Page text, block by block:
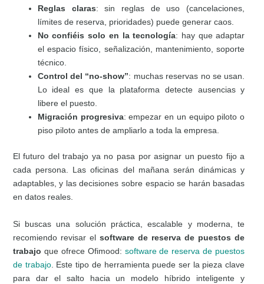
Reglas claras: sin reglas de uso (cancelaciones,
límites de reserva, prioridades) puede generar caos.
No confiéis solo en la tecnología: hay que adaptar
el espacio físico, señalización, mantenimiento, soporte
técnico.
Control del “no-show”: muchas reservas no se usan.
Lo ideal es que la plataforma detecte ausencias y
libere el puesto.
Migración progresiva: empezar en un equipo piloto o
piso piloto antes de ampliarlo a toda la empresa.
El futuro del trabajo ya no pasa por asignar un puesto fijo a
cada persona. Las oficinas del mañana serán dinámicas y
adaptables, y las decisiones sobre espacio se harán basadas
en datos reales.
Si buscas una solución práctica, escalable y moderna, te
recomiendo revisar el software de reserva de puestos de
trabajo que ofrece Ofimood: software de reserva de puestos
de trabajo. Este tipo de herramienta puede ser la pieza clave
para dar el salto hacia un modelo híbrido inteligente y